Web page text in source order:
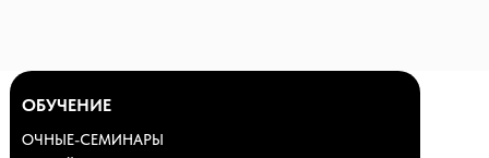
ОБУЧЕНИЕ
ОЧНЫЕ-СЕМИНАРЫ